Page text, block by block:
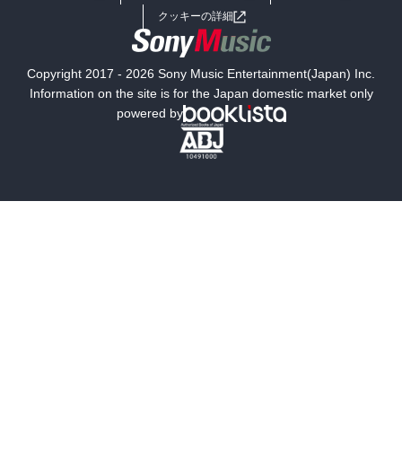
小説
海外小説
ミステリー SF
文学
クッキーの詳細
Copyright 2017 - 2026 Sony Music Entertainment(Japan) Inc.
Information on the site is for the Japan domestic market only
powered by